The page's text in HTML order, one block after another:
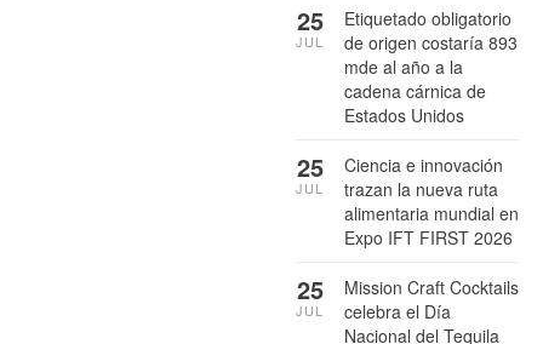
Etiquetado obligatorio
de origen costaría 893
mde al año a la
cadena cárnica de
Estados Unidos
25
JUL
Ciencia e innovación
trazan la nueva ruta
alimentaria mundial en
Expo IFT FIRST 2026
25
JUL
Mission Craft Cocktails
celebra el Día
Nacional del Tequila
25
JUL